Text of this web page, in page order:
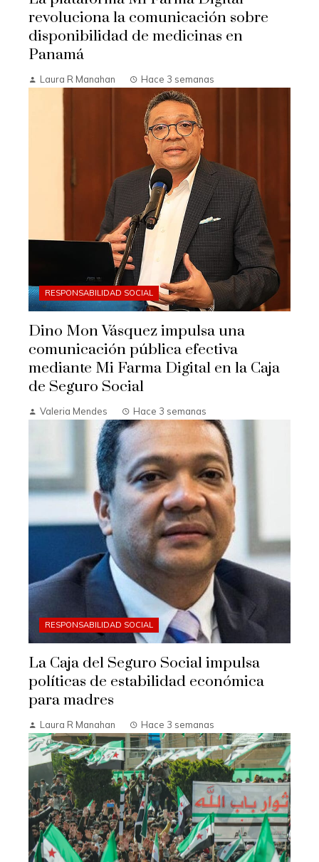
revoluciona la comunicación sobre
disponibilidad de medicinas en
Panamá
Laura R Manahan Hace 3 semanas
RESPONSABILIDAD SOCIAL
Dino Mon Vásquez impulsa una
comunicación pública efectiva
mediante Mi Farma Digital en la Caja
de Seguro Social
Valeria Mendes Hace 3 semanas
RESPONSABILIDAD SOCIAL
La Caja del Seguro Social impulsa
políticas de estabilidad económica
para madres
Laura R Manahan Hace 3 semanas